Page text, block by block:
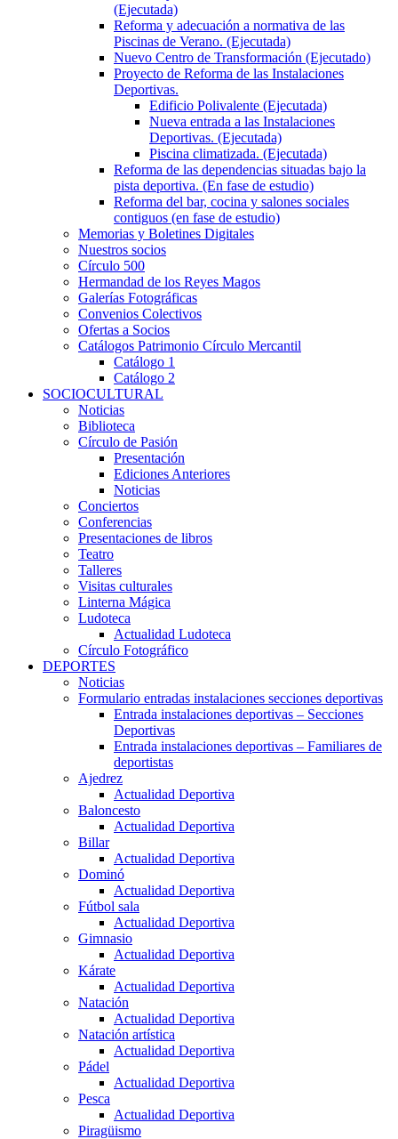
(Ejecutada)
Reforma y adecuación a normativa de las
Piscinas de Verano. (Ejecutada)
Nuevo Centro de Transformación (Ejecutado)
Proyecto de Reforma de las Instalaciones
Deportivas.
Edificio Polivalente (Ejecutada)
Nueva entrada a las Instalaciones
Deportivas. (Ejecutada)
Piscina climatizada. (Ejecutada)
Reforma de las dependencias situadas bajo la
pista deportiva. (En fase de estudio)
Reforma del bar, cocina y salones sociales
contiguos (en fase de estudio)
Memorias y Boletines Digitales
Nuestros socios
Círculo 500
Hermandad de los Reyes Magos
Galerías Fotográficas
Convenios Colectivos
Ofertas a Socios
Catálogos Patrimonio Círculo Mercantil
Catálogo 1
Catálogo 2
SOCIOCULTURAL
Noticias
Biblioteca
Círculo de Pasión
Presentación
Ediciones Anteriores
Noticias
Conciertos
Conferencias
Presentaciones de libros
Teatro
Talleres
Visitas culturales
Linterna Mágica
Ludoteca
Actualidad Ludoteca
Círculo Fotográfico
DEPORTES
Noticias
Formulario entradas instalaciones secciones deportivas
Entrada instalaciones deportivas – Secciones
Deportivas
Entrada instalaciones deportivas – Familiares de
deportistas
Ajedrez
Actualidad Deportiva
Baloncesto
Actualidad Deportiva
Billar
Actualidad Deportiva
Dominó
Actualidad Deportiva
Fútbol sala
Actualidad Deportiva
Gimnasio
Actualidad Deportiva
Kárate
Actualidad Deportiva
Natación
Actualidad Deportiva
Natación artística
Actualidad Deportiva
Pádel
Actualidad Deportiva
Pesca
Actualidad Deportiva
Piragüismo